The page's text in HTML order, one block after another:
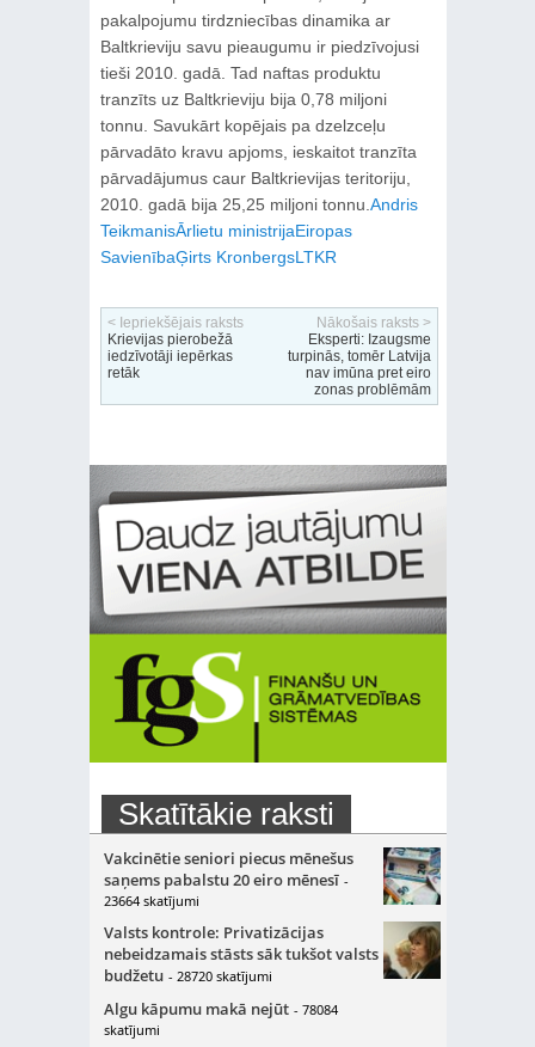
pakalpojumu tirdzniecības dinamika ar
Baltkrieviju savu pieaugumu ir piedzīvojusi
tieši 2010. gadā. Tad naftas produktu
tranzīts uz Baltkrieviju bija 0,78 miljoni
tonnu. Savukārt kopējais pa dzelzceļu
pārvadāto kravu apjoms, ieskaitot tranzīta
pārvadājumus caur Baltkrievijas teritoriju,
2010. gadā bija 25,25 miljoni tonnu. Andris
TeikmanisĀrlietu ministrijaEiropas
SavienībaĢirts KronbergsLTKR
< Iepriekšējais raksts
Krievijas pierobežā
iedzīvotāji iepērkas
retāk
Nākošais raksts >
Eksperti: Izaugsme
turpinās, tomēr Latvija
nav imūna pret eiro
zonas problēmām
Skatītākie raksti
Vakcinētie seniori piecus mēnešus
saņems pabalstu 20 eiro mēnesī -
23664 skatījumi
Valsts kontrole: Privatizācijas
nebeidzamais stāsts sāk tukšot valsts
budžetu - 28720 skatījumi
Algu kāpumu makā nejūt - 78084
skatījumi